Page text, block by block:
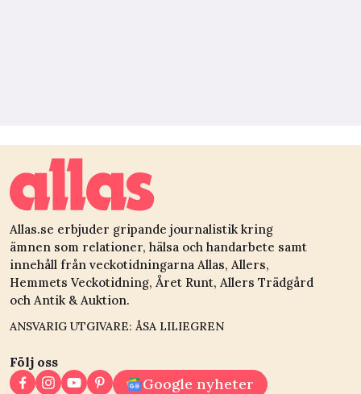
Allas.se erbjuder gripande journalistik kring
ämnen som relationer, hälsa och handarbete samt
innehåll från veckotidningarna Allas, Allers,
Hemmets Veckotidning, Året Runt, Allers Trädgård
och Antik & Auktion.
ANSVARIG UTGIVARE: ÅSA LILIEGREN
Följ oss
Google nyheter